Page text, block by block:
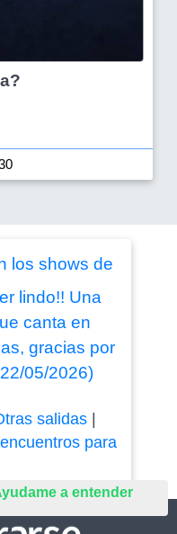
a entender
los shows de
lindo!! Una
canta en
gracias por
05/2026)
salidas|
para